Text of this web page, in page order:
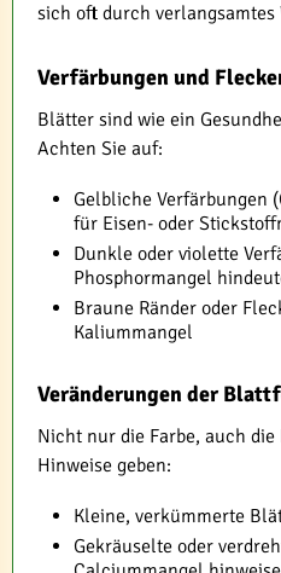
sich oft durch verlangsamtes
Verfärbungen und
Blätter sind wie ein
Achten Sie auf:
Gelbliche Verfärbungen
für Eisen- oder
Dunkle oder violette
Phosphormangel
Braune Ränder oder
Kaliummangel
Veränderungen der
Nicht nur die Farbe, auch
Hinweise geben:
Kleine, verkümmerte
Gekräuselte oder